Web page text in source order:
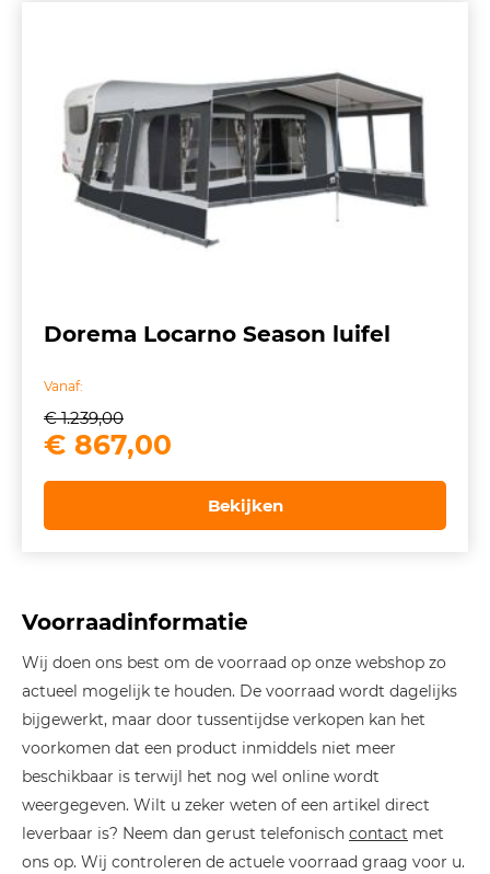
Dorema Locarno Season luifel
Vanaf:
€1.239,00
Oorspronkelijke
€ 1.239,00.
€ 867,00
€ 867,00.
Bekijken
Voorraadinformatie
Wij doen ons best om de voorraad op onze webshop zo
actueel mogelijk te houden. De voorraad wordt dagelijks
bijgewerkt, maar door tussentijdse verkopen kan het
voorkomen dat een product inmiddels niet meer
beschikbaar is terwijl het nog wel online wordt
weergegeven. Wilt u zeker weten of een artikel direct
leverbaar is? Neem dan gerust telefonisch contact met
ons op. Wij controleren de actuele voorraad graag voor u.